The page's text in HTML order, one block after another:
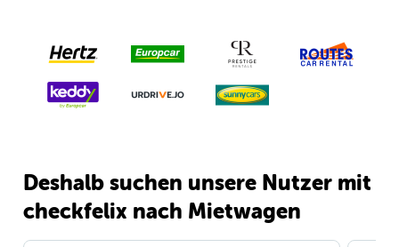
Deshalb suchen unsere Nutzer mit
checkfelix nach Mietwagen